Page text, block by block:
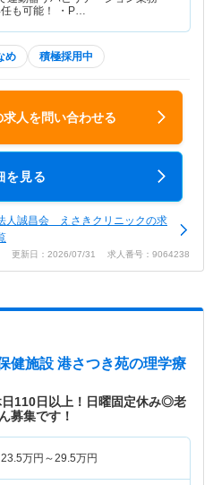
も可能！ ・P…
め 積極採用中
求人を問い合わせる
を見る
人誠昌会 えさきクリニックの求
更新日：2026/07/31 求人番号：9064238
健施設 港さつき苑の理学療
日110日以上！日曜固定休み◎老
募集です！
23.5万円～29.5万円